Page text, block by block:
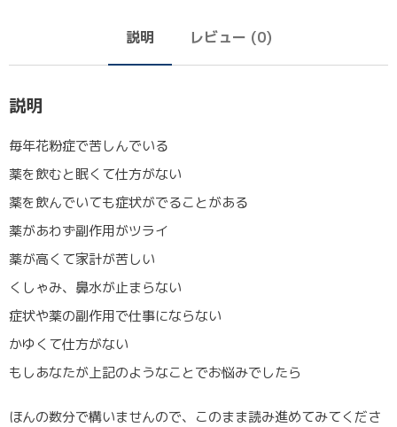
説明 レビュー (0)
説明
毎年花粉症で苦しんでいる
薬を飲むと眠くて仕方がない
薬を飲んでいても症状がでることがある
薬があわず副作用がツライ
薬が高くて家計が苦しい
くしゃみ、鼻水が止まらない
症状や薬の副作用で仕事にならない
かゆくて仕方がない
もしあなたが上記のようなことでお悩みでしたら
ほんの数分で構いませんので、このまま読み進めてみてくださ